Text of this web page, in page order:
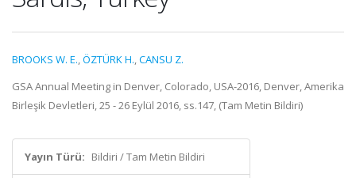
BROOKS W. E.,ÖZTÜRK H.,CANSU Z.
GSA Annual Meeting in Denver, Colorado, USA-2016, Denver, Amerika
Birleşik Devletleri, 25 - 26 Eylül 2016, ss.147, (Tam Metin Bildiri)
Yayın Türü: Bildiri / Tam Metin Bildiri